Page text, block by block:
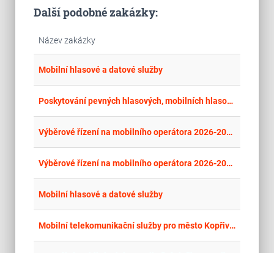
Další podobné zakázky:
Název zakázky
Mobilní hlasové a datové služby
Poskytování pevných hlasových, mobilních hlasových a datových služeb
Výběrové řízení na mobilního operátora 2026-2028 pro ZŠ a MŠ Děčín VIII
Výběrové řízení na mobilního operátora 2026-2028 pro ZŠ a MŠ Děčín VIII
Mobilní hlasové a datové služby
Mobilní telekomunikační služby pro město Kopřivnice a další veřejné zadavatele - 2026